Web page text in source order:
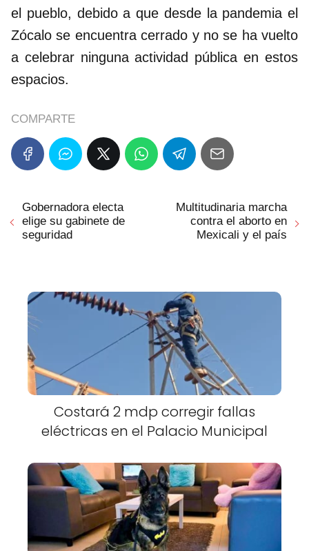
el pueblo, debido a que desde la pandemia el
Zócalo se encuentra cerrado y no se ha vuelto
a celebrar ninguna actividad pública en estos
espacios.
COMPARTE
Gobernadora electa
elige su gabinete de
seguridad
Multitudinaria marcha
contra el aborto en
Mexicali y el país
Costará 2 mdp corregir fallas
eléctricas en el Palacio Municipal